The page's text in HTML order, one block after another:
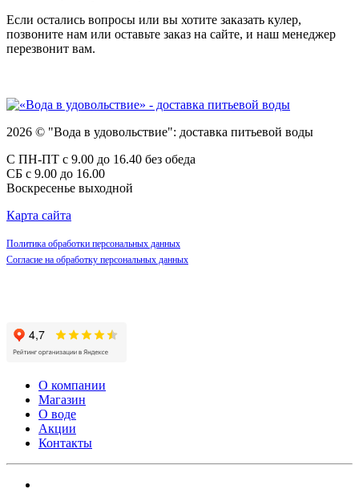
Если остались вопросы или вы хотите заказать кулер,
позвоните нам или оставьте заказ на сайте, и наш менеджер
перезвонит вам.
2026 © "Вода в удовольствие": доставка питьевой воды
С ПН-ПТ с 9.00 до 16.40 без обеда
СБ с 9.00 до 16.00
Воскресенье выходной
Карта сайта
Политика обработки персональных данных
Согласие на обработку персональных данных
О компании
Магазин
О воде
Акции
Контакты